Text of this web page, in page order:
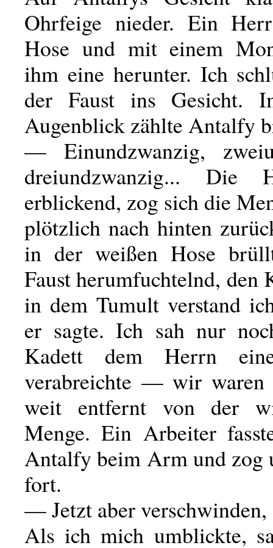
Ohrfeige nieder. Ein
Hose und mit einem
ihm eine herunter. Ich
der Faust ins Gesicht.
Augenblick zählte Antalfy
— Einundzwanzig,
dreiundzwanzig... Die
erblickend, zog sich die
plötzlich nach hinten
in der weißen Hose
Faust herumfuchtelnd, den
in dem Tumult verstand
er sagte. Ich sah nur
Kadett dem Herrn
verabreichte — wir waren
weit entfernt von der
Menge. Ein Arbeiter
Antalfy beim Arm und zog
fort.
— Jetzt aber verschwinden,
Als ich mich umblickte,